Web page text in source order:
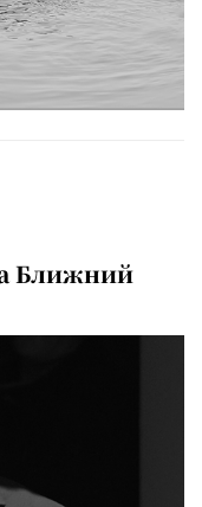
Ближний